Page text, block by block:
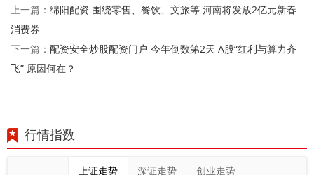
上一篇： 绵阳配资 围绕零售、餐饮、文旅等 河南将发放2亿元新春
消费券
下一篇： 配资安全炒股配资门户 今年倒数第2天 A股“红利与算力齐
飞” 原因何在？
行情指数
上证走势 深证走势 创业走势